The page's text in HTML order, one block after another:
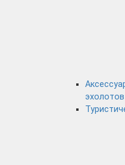
эхолотов